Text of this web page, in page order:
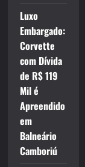
Luxo
Embargado:
Corvette
com Dívida
de R$ 119
Mil é
Apreendido
em
Balneário
Camboriú